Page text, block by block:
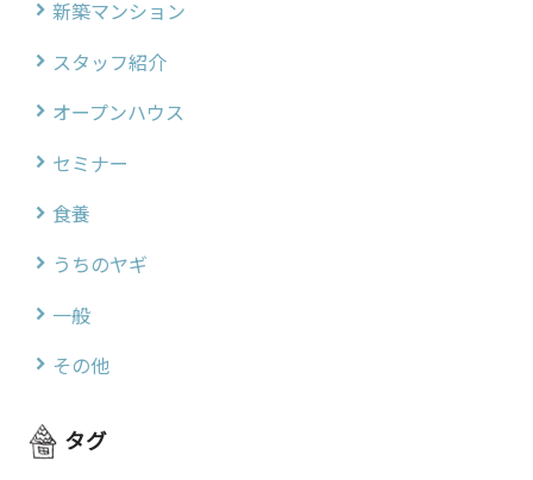
新築マンション
スタッフ紹介
オープンハウス
セミナー
食養
うちのヤギ
一般
その他
タグ